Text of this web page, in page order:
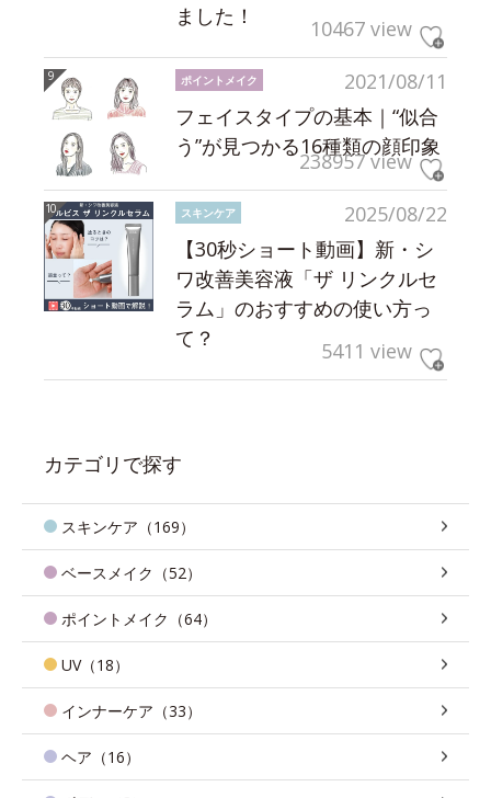
ました！
10467 view
2021/08/11
ポイントメイク
フェイスタイプの基本｜“似合
う”が見つかる16種類の顔印象
238957 view
2025/08/22
スキンケア
【30秒ショート動画】新・シ
ワ改善美容液「ザ リンクルセ
ラム」のおすすめの使い方っ
て？
5411 view
カテゴリで探す
スキンケア（169）
ベースメイク（52）
ポイントメイク（64）
UV（18）
インナーケア（33）
ヘア（16）